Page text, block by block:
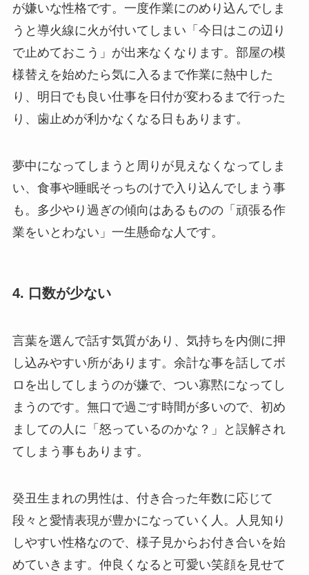
が嫌いな性格です。一度作業にのめり込んでしま
うと導火線に火が付いてしまい「今日はこの辺り
で止めておこう」が出来なくなります。部屋の模
様替えを始めたら気に入るまで作業に熱中した
り、明日でも良い仕事を日付が変わるまで行った
り、歯止めが利かなくなる日もあります。
夢中になってしまうと周りが見えなくなってしま
い、食事や睡眠そっちのけで入り込んでしまう事
も。多少やり過ぎの傾向はあるものの「頑張る作
業をいとわない」一生懸命な人です。
4. 口数が少ない
言葉を選んで話す気質があり、気持ちを内側に押
し込みやすい所があります。余計な事を話してボ
ロを出してしまうのが嫌で、つい寡黙になってし
まうのです。無口で過ごす時間が多いので、初め
ましての人に「怒っているのかな？」と誤解され
てしまう事もあります。
癸丑生まれの男性は、付き合った年数に応じて
段々と愛情表現が豊かになっていく人。人見知り
しやすい性格なので、様子見からお付き合いを始
めていきます。仲良くなると可愛い笑顔を見せて